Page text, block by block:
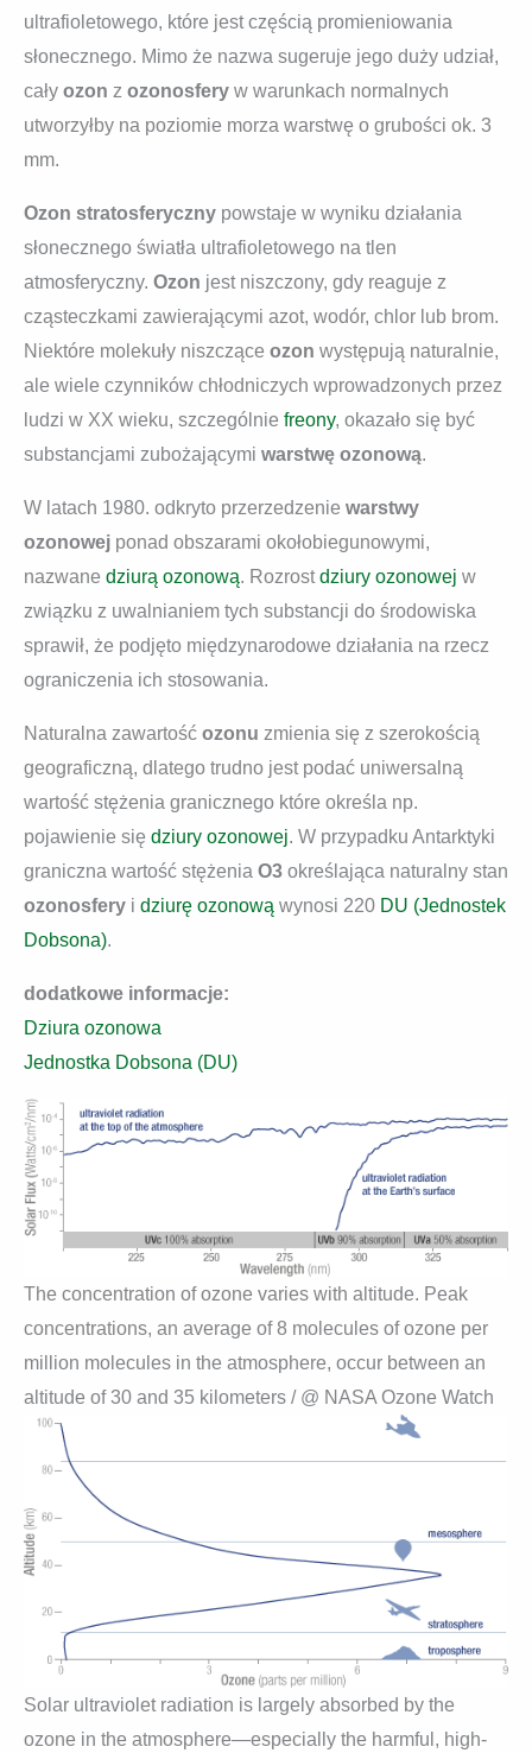
ultrafioletowego, które jest częścią promieniowania
słonecznego. Mimo że nazwa sugeruje jego duży udział,
cały ozon z ozonosfery w warunkach normalnych
utworzyłby na poziomie morza warstwę o grubości ok. 3
mm.
Ozon stratosferyczny powstaje w wyniku działania
słonecznego światła ultrafioletowego na tlen
atmosferyczny. Ozon jest niszczony, gdy reaguje z
cząsteczkami zawierającymi azot, wodór, chlor lub brom.
Niektóre molekuły niszczące ozon występują naturalnie,
ale wiele czynników chłodniczych wprowadzonych przez
ludzi w XX wieku, szczególnie freony, okazało się być
substancjami zubożającymi warstwę ozonową.
W latach 1980. odkryto przerzedzenie warstwy
ozonowej ponad obszarami okołobiegunowymi,
nazwane dziurą ozonową. Rozrostdziury ozonowej w
związku z uwalnianiem tych substancji do środowiska
sprawił, że podjęto międzynarodowe działania na rzecz
ograniczenia ich stosowania.
Naturalna zawartość ozonu zmienia się z szerokością
geograficzną, dlatego trudno jest podać uniwersalną
wartość stężenia granicznego które określa np.
pojawienie się dziury ozonowej. W przypadku Antarktyki
graniczna wartość stężenia O3 określająca naturalny stan
ozonosfery i dziurę ozonową wynosi 220 DU (Jednostek
Dobsona).
dodatkowe informacje:
Dziura ozonowa
Jednostka Dobsona (DU)
The concentration of ozone varies with altitude. Peak
concentrations, an average of 8 molecules of ozone per
million molecules in the atmosphere, occur between an
altitude of 30 and 35 kilometers / @ NASA Ozone Watch
Solar ultraviolet radiation is largely absorbed by the
ozone in the atmosphere—especially the harmful, high-